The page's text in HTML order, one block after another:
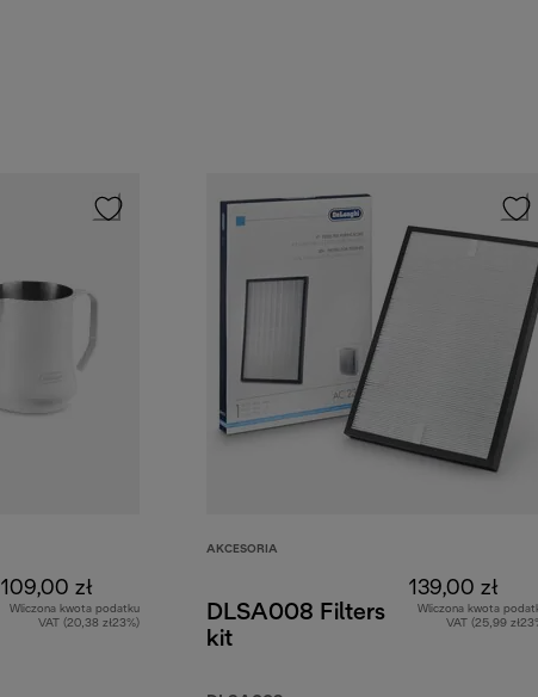
109,00 zł
Wliczona kwota podatku
VAT (20,38 zł23%)
AKCESORIA
DLSA008 Filters
kit
139,00 zł
Wliczona kwota
VAT (25,99